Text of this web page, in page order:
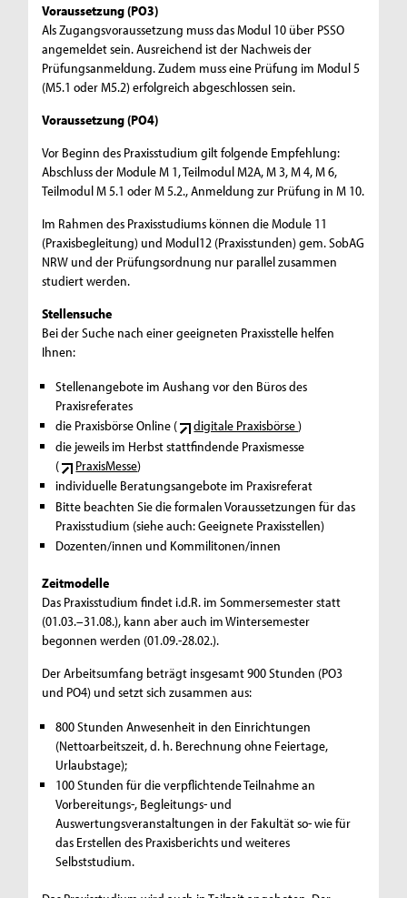
Voraussetzung (PO3)
Als Zugangsvoraussetzung muss das Modul 10 über PSSO
angemeldet sein. Ausreichend ist der Nachweis der
Prüfungsanmeldung. Zudem muss eine Prüfung im Modul 5
(M5.1 oder M5.2) erfolgreich abgeschlossen sein.
Voraussetzung (PO4)
Vor Beginn des Praxisstudium gilt folgende Empfehlung:
Abschluss der Module M 1, Teilmodul M2A, M 3, M 4, M 6,
Teilmodul M 5.1 oder M 5.2., Anmeldung zur Prüfung in M 10.
Im Rahmen des Praxisstudiums können die Module 11
(Praxisbegleitung) und Modul12 (Praxisstunden) gem. SobAG
NRW und der Prüfungsordnung nur parallel zusammen
studiert werden.
Stellensuche
Bei der Suche nach einer geeigneten Praxisstelle helfen
Ihnen:
Stellenangebote im Aushang vor den Büros des
Praxisreferates
die Praxisbörse Online (
digitale Praxisbörse)
die jeweils im Herbst stattfindende Praxismesse
(
PraxisMesse)
individuelle Beratungsangebote im Praxisreferat
Bitte beachten Sie die formalen Voraussetzungen für das
Praxisstudium (siehe auch: Geeignete Praxisstellen)
Dozenten/innen und Kommilitonen/innen
Zeitmodelle
Das Praxisstudium findet i.d.R. im Sommersemester statt
(01.03.–31.08.), kann aber auch im Wintersemester
begonnen werden (01.09.-28.02.).
Der Arbeitsumfang beträgt insgesamt 900 Stunden (PO3
und PO4) und setzt sich zusammen aus:
800 Stunden Anwesenheit in den Einrichtungen
(Nettoarbeitszeit, d. h. Berechnung ohne Feiertage,
Urlaubstage);
100 Stunden für die verpflichtende Teilnahme an
Vorbereitungs-, Begleitungs- und
Auswertungsveranstaltungen in der Fakultät so- wie für
das Erstellen des Praxisberichts und weiteres
Selbststudium.